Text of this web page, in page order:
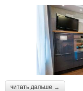
читать дальше →